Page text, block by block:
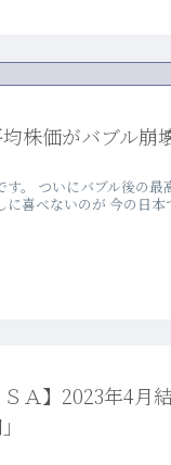
均株価がバブル崩
。 ついにバブル後の最
に喜べないのが 今の日本
ＳＡ】2023年4